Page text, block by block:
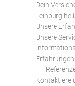
Dein
Leinburg
Unsere
Unsere
Kontaktiere